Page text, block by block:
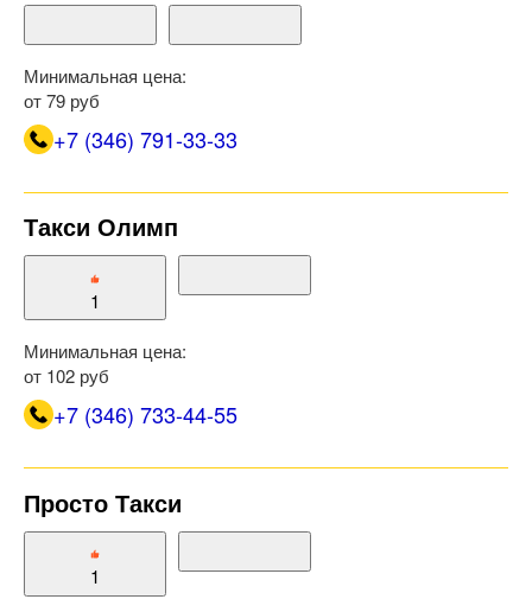
Минимальная цена:
от 79 руб
+7 (346) 791-33-33
Такси Олимп
1
Минимальная цена:
от 102 руб
+7 (346) 733-44-55
Просто Такси
1